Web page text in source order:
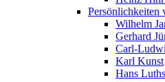
Persönlichkeiten
Wilhelm
Gerhard
Carl-
Karl Kunst
Hans Luths